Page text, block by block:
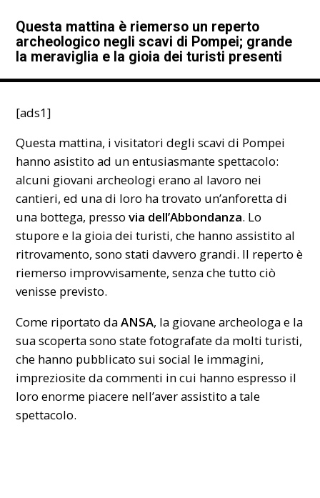
Questa mattina è riemerso un reperto
archeologico negli scavi di Pompei; grande
la meraviglia e la gioia dei turisti presenti
[ads1]
Questa mattina, i visitatori degli scavi di Pompei
hanno asistito ad un entusiasmante spettacolo:
alcuni giovani archeologi erano al lavoro nei
cantieri, ed una di loro ha trovato un’anforetta di
una bottega, pressovia dell’Abbondanza. Lo
stupore e la gioia dei turisti, che hanno assistito al
ritrovamento, sono stati davvero grandi. Il reperto è
riemerso improvvisamente, senza che tutto ciò
venisse previsto.
Come riportato daANSA, la giovane archeologa e la
sua scoperta sono state fotografate da molti turisti,
che hanno pubblicato sui social le immagini,
impreziosite da commenti in cui hanno espresso il
loro enorme piacere nell’aver assistito a tale
spettacolo.